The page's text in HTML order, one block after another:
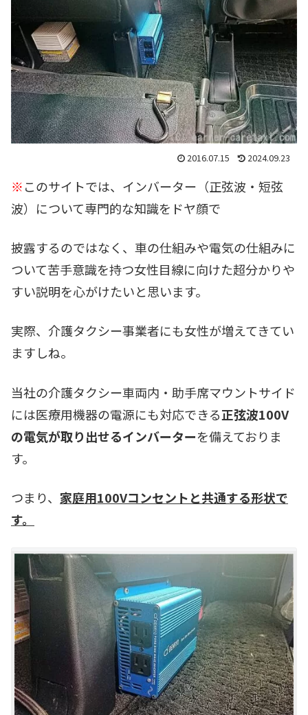
2016.07.15 2024.09.23
※このサイトでは、インバーター（正弦波・短弦
波）について専門的な知識をドヤ顔で
披露するのではなく、車の仕組みや電気の仕組みに
ついて苦手意識を持つ女性目線に向けた超分かりや
すい説明を心がけたいと思います。
実際、介護タクシー事業者にも女性が増えてきてい
ますしね。
当社の介護タクシー車両内・助手席マウントサイド
には医療用機器の電源にも対応できる正弦波100V
の電気が取り出せるインバーターを備えておりま
す。
つまり、 家庭用100Vコンセントと共通する形状で
す。